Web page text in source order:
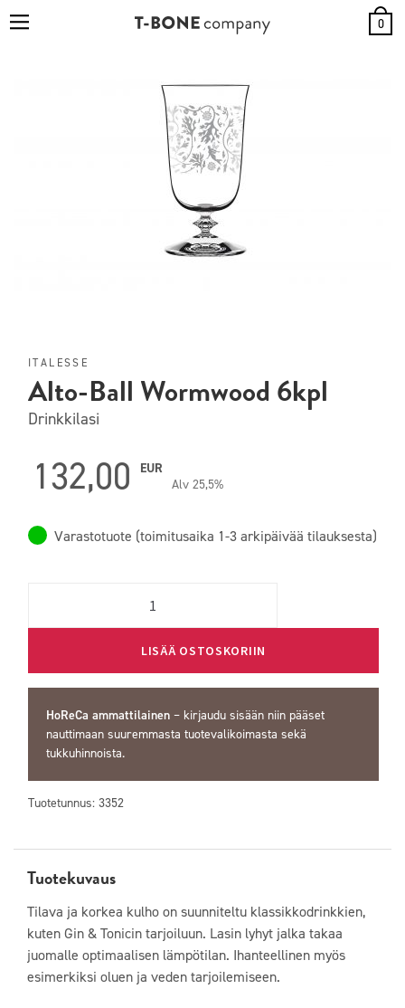
0
ITALESSE
Alto-Ball Wormwood 6kpl
Drinkkilasi
132,00
EUR
Alv 25,5%
Varastotuote (toimitusaika 1-3 arkipäivää tilauksesta)
LISÄÄ OSTOSKORIIN
HoReCa ammattilainen – kirjaudu sisään niin pääset
nauttimaan suuremmasta tuotevalikoimasta sekä
tukkuhinnoista.
Tuotetunnus: 3352
Tuotekuvaus
Tilava ja korkea kulho on suunniteltu klassikkodrinkkien,
kuten Gin & Tonicin tarjoiluun. Lasin lyhyt jalka takaa
juomalle optimaalisen lämpötilan. Ihanteellinen myös
esimerkiksi oluen ja veden tarjoilemiseen.